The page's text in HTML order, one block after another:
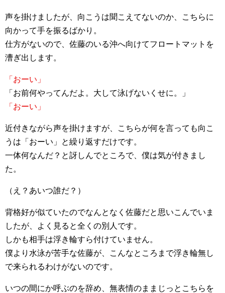
声を掛けましたが、向こうは聞こえてないのか、こちらに
向かって手を振るばかり。
仕方がないので、佐藤のいる沖へ向けてフロートマットを
漕ぎ出します。
「おーい」
「お前何やってんだよ。大して泳げないくせに。」
「おーい」
近付きながら声を掛けますが、こちらが何を言っても向こ
うは「おーい」と繰り返すだけです。
一体何なんだ？と訝しんでところで、僕は気が付きまし
た。
（え？あいつ誰だ？）
背格好が似ていたのでなんとなく佐藤だと思いこんでいま
したが、よく見ると全くの別人です。
しかも相手は浮き輪すら付けていません。
僕より水泳が苦手な佐藤が、こんなところまで浮き輪無し
で来られるわけがないのです。
いつの間にか呼ぶのを辞め、無表情のままじっとこちらを